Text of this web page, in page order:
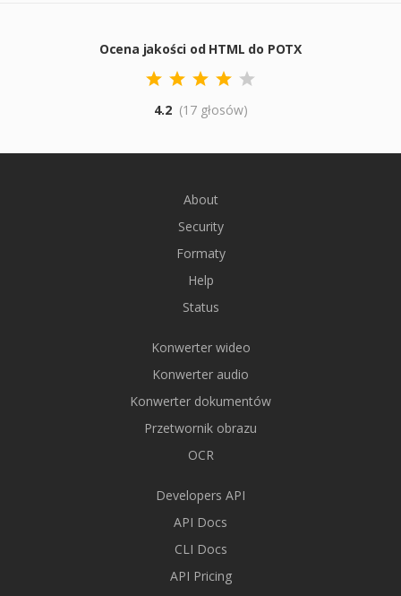
Ocena jakości od HTML do POTX
4.2 (17 głosów)
About
Security
Formaty
Help
Status
Konwerter wideo
Konwerter audio
Konwerter dokumentów
Przetwornik obrazu
OCR
Developers API
API Docs
CLI Docs
API Pricing